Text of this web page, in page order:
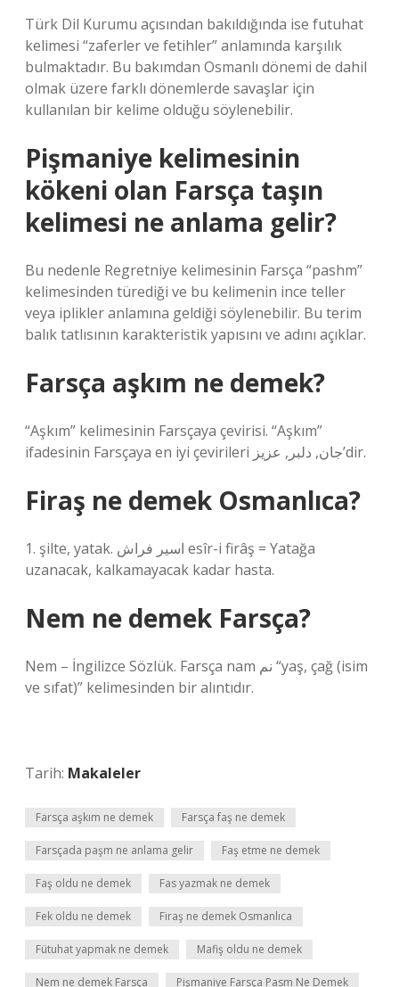
Türk Dil Kurumu açısından bakıldığında ise futuhat
kelimesi “zaferler ve fetihler” anlamında karşılık
bulmaktadır. Bu bakımdan Osmanlı dönemi de dahil
olmak üzere farklı dönemlerde savaşlar için
kullanılan bir kelime olduğu söylenebilir.
Pişmaniye kelimesinin
kökeni olan Farsça taşın
kelimesi ne anlama gelir?
Bu nedenle Regretniye kelimesinin Farsça “pashm”
kelimesinden türediği ve bu kelimenin ince teller
veya iplikler anlamına geldiği söylenebilir. Bu terim
balık tatlısının karakteristik yapısını ve adını açıklar.
Farsça aşkım ne demek?
“Aşkım” kelimesinin Farsçaya çevirisi. “Aşkım”
ifadesinin Farsçaya en iyi çevirileri جان, دلبر, عزیز’dir.
Firaş ne demek Osmanlıca?
1. şilte, yatak. اسیر فراش esîr-i firâş = Yatağa
uzanacak, kalkamayacak kadar hasta.
Nem ne demek Farsça?
Nem – İngilizce Sözlük. Farsça nam نم “yaş, çağ (isim
ve sıfat)” kelimesinden bir alıntıdır.
Tarih: Makaleler
Farsça aşkım ne demek Farsça faş ne demek
Farsçada paşm ne anlama gelir Faş etme ne demek
Faş oldu ne demek Fas yazmak ne demek
Fek oldu ne demek Firaş ne demek Osmanlıca
Fütuhat yapmak ne demek Mafiş oldu ne demek
Nem ne demek Farsça Pişmaniye Farsça Pasm Ne Demek